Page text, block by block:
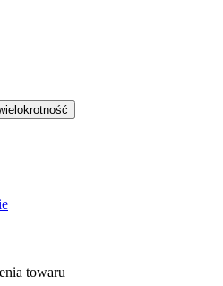
towaru